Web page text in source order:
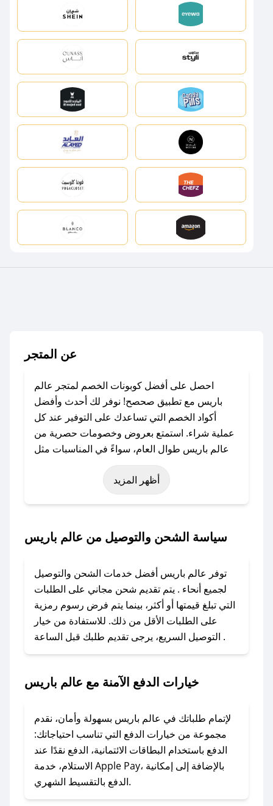
عن المتجر
احصل على أفضل كوبونات الخصم لمتجر عالم
باريس مع تطبيق صحصح! نوفر لك أحدث وأفضل
أكواد الخصم التي تساعدك على التوفير عند كل
عملية شراء. استمتع بعروض وخصومات حصرية من
عالم باريس طوال العام، سواءً في المناسبات مثل
عيد الفطر، عيد الأضحى، الجمعة البيضاء (شهر
نوفمبر)، رمضان، اليوم الوطني، يوم التأسيس، أو
حتى عروض خاصة أخرى.
باستخدام تطبيق صحصح، يمكنك العثور بسهولة على
تواصل معنا عبر تويتر أو البريد الإلكتروني لإضافته
بسرعة.
### كيفية استخدام كود خصم عالم باريس؟
1. انسخ كود الخصم من تطبيق صحصح.
2. الصقه في خانة الدفع عند التسوق من عالم
لا تقلق! يمكنك التواصل مع فريق دعم صحصح عبر
الرسائل الخاصة على تويتر أو البريد الإلكتروني،
وسنقوم بحل المشكلة في أسرع وقت ممكن.
### ماذا أفعل إذا لم أجد كود خصم لمتجري
المفضل؟
أظهر المزيد
سياسة الشحن والتوصيل من عالم باريس
توفر عالم باريس أفضل خدمات الشحن والتوصيل
لجميع أنحاء . يتم تقديم شحن مجاني على الطلبات
التي تبلغ قيمتها أو أكثر، بينما يتم فرض رسوم رمزية
على الطلبات الأقل من ذلك. للاستفادة من خيار
التوصيل السريع، يرجى تقديم طلبك قبل الساعة .
خيارات الدفع الآمنة مع عالم باريس
لإتمام طلباتك في عالم باريس بسهولة وأمان، نقدم
مجموعة من خيارات الدفع التي تناسب احتياجاتك:
الدفع باستخدام البطاقات الائتمانية، الدفع نقدًا عند
الاستلام، خدمة Apple Pay، بالإضافة إلى إمكانية
الدفع بالتقسيط الشهري.